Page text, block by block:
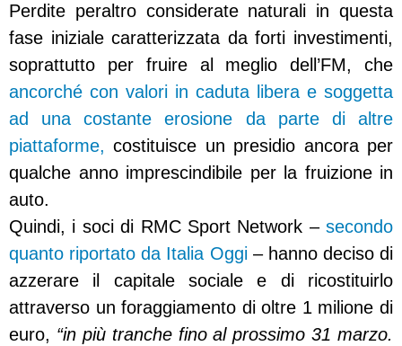
Perdite peraltro considerate naturali in questa
fase iniziale caratterizzata da forti investimenti,
soprattutto per fruire al meglio dell’FM, che
ancorché con valori in caduta libera e soggetta
ad una costante erosione da parte di altre
piattaforme,costituisce un presidio ancora per
qualche anno imprescindibile per la fruizione in
auto.
Quindi, i soci di RMC Sport Network – secondo
quanto riportato da Italia Oggi– hanno deciso di
azzerare il capitale sociale e di ricostituirlo
attraverso un foraggiamento di oltre 1 milione di
euro, “in più tranche fino al prossimo 31 marzo.